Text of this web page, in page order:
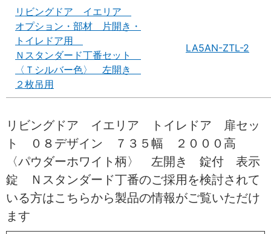
リビングドア イエリア
オプション・部材 片開き・
トイレドア用
Ｎスタンダード丁番セット
〈Ｔシルバー色〉 左開き
２枚吊用
LA5AN-ZTL-2
リビングドア イエリア トイレドア 扉セッ
ト ０８デザイン ７３５幅 ２０００高
〈パウダーホワイト柄〉 左開き 錠付 表示
錠 Ｎスタンダード丁番のご採用を検討されて
いる方はこちらから製品の情報がご覧いただけ
ます